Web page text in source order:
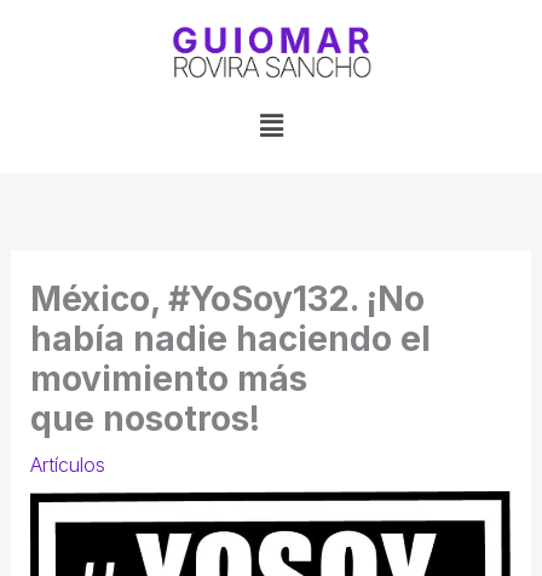
Menú
México, #YoSoy132. ¡No
había nadie haciendo el
movimiento más
que nosotros!
Artículos